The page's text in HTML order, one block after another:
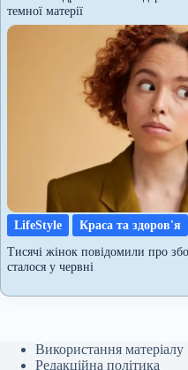
темної матерії
LifeStyle
Краса та здоров'я
Тисячі жінок повідомили про
сталося у червні
Використання матеріалу
Редакційна політика